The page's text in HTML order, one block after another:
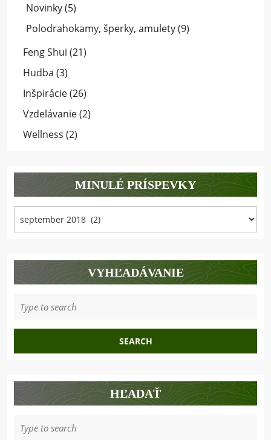
Novinky(5)
Polodrahokamy, šperky, amulety(9)
Feng Shui (21)
Hudba (3)
Inšpirácie(26)
Vzdelávanie(2)
Wellness (2)
MINULÉ PRÍSPEVKY
príspevky
VYHĽADÁVANIE
for:
HĽADAŤ
for: